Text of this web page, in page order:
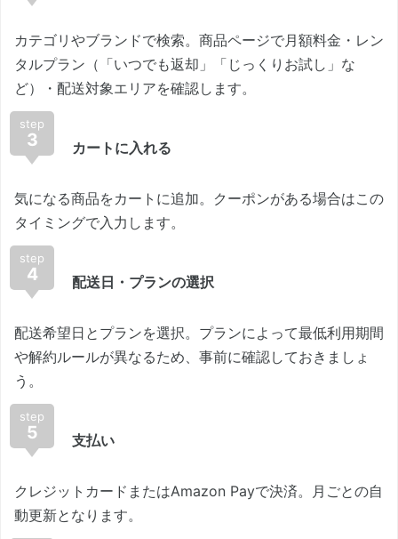
カテゴリやブランドで検索。商品ページで月額料金・レン
タルプラン（「いつでも返却」「じっくりお試し」な
ど）・配送対象エリアを確認します。
step
3 カートに入れる
気になる商品をカートに追加。クーポンがある場合はこの
タイミングで入力します。
step
4 配送日・プランの選択
配送希望日とプランを選択。プランによって最低利用期間
や解約ルールが異なるため、事前に確認しておきましょ
う。
step
5 支払い
クレジットカードまたはAmazon Payで決済。月ごとの自
動更新となります。